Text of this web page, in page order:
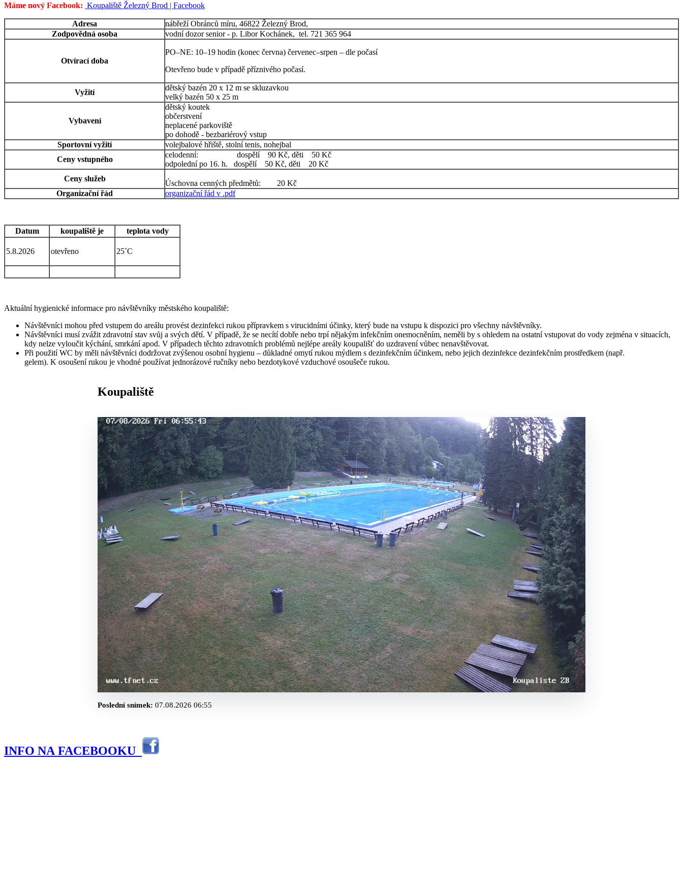
Máme nový Facebook: Koupaliště Železný Brod | Facebook
Adresa
nábřeží Obránců míru, 46822 Železný Brod,
Zodpovědná osoba
vodní dozor senior - p. Libor Kochánek, tel. 721 365 964
Otvírací doba
PO–NE: 10–19 hodin (konec června) červenec–srpen – dle počasí
Otevřeno bude v případě příznivého počasí.
Vyžití
dětský bazén 20 x 12 m se skluzavkou
velký bazén 50 x 25 m
Vybavení
dětský koutek
občerstvení
neplacené parkoviště
po dohodě - bezbariérový vstup
Sportovní vyžití
volejbalové hřiště, stolní tenis, nohejbal
Ceny vstupného
celodenní: dospělí 90 Kč, děti 50 Kč
odpolední po 16. h. dospělí 50 Kč, děti 20 Kč
Ceny služeb
Úschovna cenných předmětů: 20 Kč
Organizační řád
organizační řád v .pdf
Datum koupaliště je teplota vody
5.8.2026 otevřeno 25˚C
Aktuální hygienické informace pro návštěvníky městského koupaliště:
Návštěvníci mohou před vstupem do areálu provést dezinfekci rukou přípravkem s virucidními účinky, který bude na vstupu k dispozici pro všechny návštěvníky.
Návštěvníci musí zvážit zdravotní stav svůj a svých dětí. V případě, že se necítí dobře nebo trpí nějakým infekčním onemocněním, neměli by s ohledem na ostatní vstupovat do vody zejména v situacích,
kdy nelze vyloučit kýchání, smrkání apod. V případech těchto zdravotních problémů nejlépe areály koupališť do uzdravení vůbec nenavštěvovat.
Při použití WC by měli návštěvníci dodržovat zvýšenou osobní hygienu – důkladné omytí rukou mýdlem s dezinfekčním účinkem, nebo jejich dezinfekce dezinfekčním prostředkem (např.
gelem). K osoušení rukou je vhodné používat jednorázové ručníky nebo bezdotykové vzduchové osoušeče rukou.
Koupaliště
Poslední snímek: 07.08.2026 06:55
INFO NA FACEBOOKU